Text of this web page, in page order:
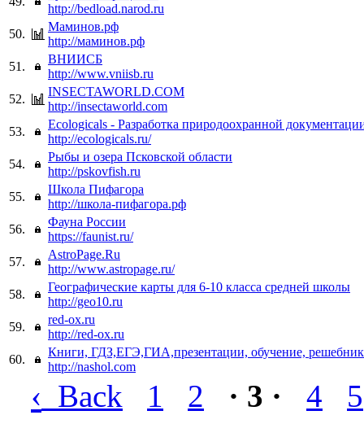
http://bedload.narod.ru
50.
Маминов.рф
http://маминов.рф
51.
ВНИИСБ
http://www.vniisb.ru
52.
INSECTAWORLD.COM
http://insectaworld.com
53.
Ecologicals - Разработка природоохранной
http://ecologicals.ru/
54.
Рыбы и озера Псковской области
http://pskovfish.ru
55.
Школа Пифагора
http://школа-пифагора.рф
56.
Фауна России
https://faunist.ru/
57.
AstroPage.Ru
http://www.astropage.ru/
58.
Географические карты для 6-10 класса средней школы
http://geo10.ru
59.
red-ox.ru
http://red-ox.ru
60.
Книги, ГДЗ,ЕГЭ,ГИА,презентации, обучение,
http://nashol.com
‹ Back 1 2 · 3 · 4 5